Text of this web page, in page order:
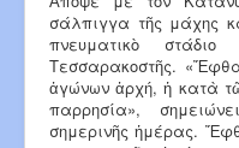
σάλπιγγα τῆς μάχης
πνευματικὸ
Τεσσαρακοστῆς.
ἀγώνων ἀρχή, ἡ κατὰ
παρρησία»,
σημερινῆς ἡμέρας.